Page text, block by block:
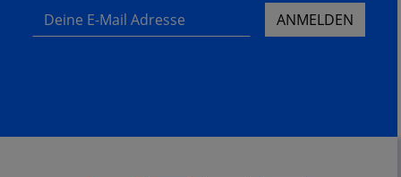
Deine E-Mail Adresse ANMELDEN